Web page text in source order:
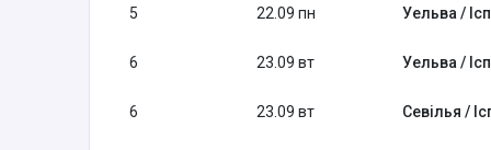
5 22.09 пн Уельва /
6 23.09 вт Уельва /
6 23.09 вт Севілья /